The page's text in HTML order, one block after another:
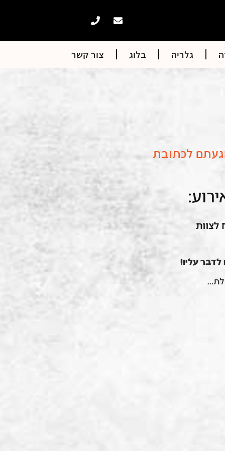
גלריה בלוג צור קשר
לכתובת
לדבר עליו!